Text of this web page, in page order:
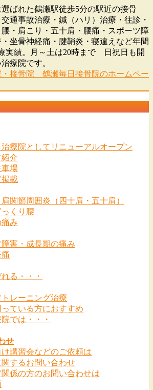
ばれた鶴瀬駅徒歩5分の駅近の接骨
通事故治療・鍼（ハリ）治療・往診・
・肩こり・五十肩・腰痛・スポーツ障
坐骨神経痛・腱鞘炎・寝違えなど年間
実績。月～土は20時まで 日祝日も開
療院です。
療院としてリニューアルオープン
介
場
掲載
関節周囲炎（四十肩・五十肩）
くり腰
み
害・成長期の痛み
る・・・
レーニング治療
ている方におすすめ
では・・・
せ
講習会などのご依頼は
するお問い合わせ
関係の方のお問い合わせは